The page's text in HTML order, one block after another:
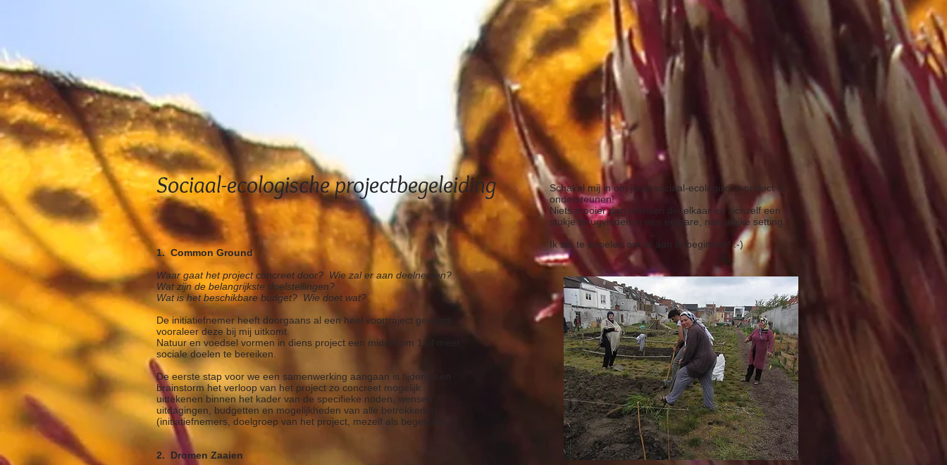
Sociaal-ecologische projectbegeleiding
1. Common Ground
Waar gaat het project concreet door? Wie zal er aan deelnemen?
Wat zijn de belangrijkste doelstellingen?
Wat is het beschikbare budget? Wie doet wat?
De initiatiefnemer heeft doorgaans al een heel voortraject gevolgd
vooraleer deze bij mij uitkomt.
Natuur en voedsel vormen in diens project een middel om 1 of meer
sociale doelen te bereiken.
De eerste stap voor we een samenwerking aangaan is tijdens een
brainstorm het verloop van het project zo concreet mogelijk
uittekenen binnen het kader van de specifieke noden, wensen,
uitdagingen, budgetten en mogelijkheden van alle betrokkenen
(initiatiefnemers, doelgroep van het project, mezelf als begeleider).
2. Dromen Zaaien
Schakel mij in om jouw sociaal-ecologische project te
ondersteunen!
​Niets mooier dan mensen die elkaar en zichzelf een
stukje terugvinden in een eetbare, natuurlijke setting.
Ik sta te popelen om er aan te beginnen! :-)